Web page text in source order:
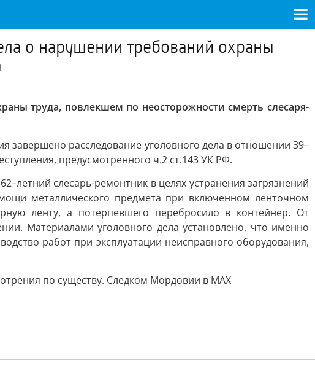
о нарушении требований охраны
труда, повлекшем по неосторожности смерть слесаря-
завершено расследование уголовного дела в отношении 39–
предусмотренного ч.2 ст.143 УК РФ.
слесарь-ремонтник в целях устранения загрязнений
металлического предмета при включенном ленточном
ленту, а потерпевшего перебросило в контейнер. От
Материалами уголовного дела установлено, что именно
работ при эксплуатации неисправного оборудования,
по существу. Следком Мордовии в MAX